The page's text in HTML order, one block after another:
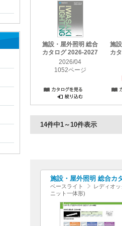
施設・屋外照明 総合
カタログ 2026-2027
2026/04
1052ページ
施
カ
14件中1～10件表示
施設・屋外照明 総合カ
ベースライト
レディオ
ニット一体形)